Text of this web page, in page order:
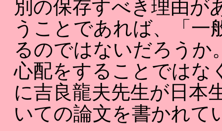
別の保存すべき理由が
うことであれば、「一
るのではないだろうか
心配をすることではな
に吉良龍夫先生が日本
いての論文を書かれて